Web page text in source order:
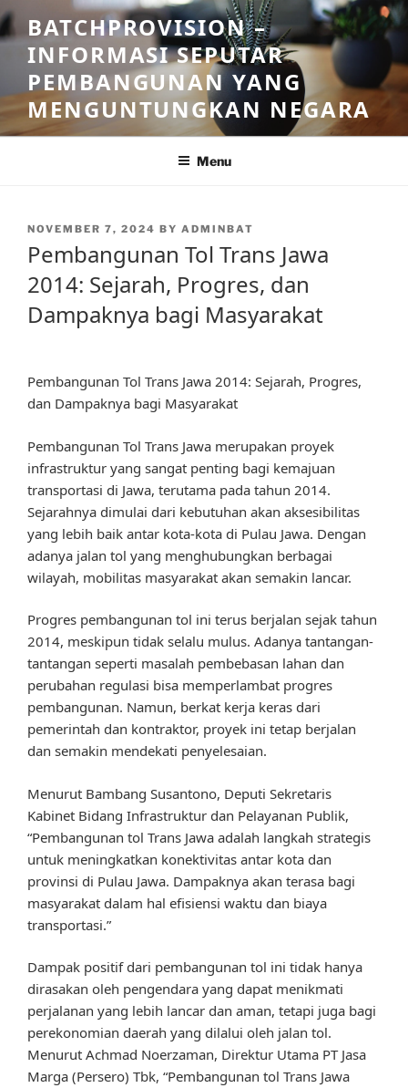
Skip
to
content
BATCHPROVISION –
INFORMASI SEPUTAR
PEMBANGUNAN YANG
MENGUNTUNGKAN NEGARA
Menu
POSTED
NOVEMBER 7, 2024 BY ADMINBAT
Pembangunan Tol Trans Jawa
2014: Sejarah, Progres, dan
Dampaknya bagi Masyarakat
Pembangunan Tol Trans Jawa 2014: Sejarah, Progres,
dan Dampaknya bagi Masyarakat
Pembangunan Tol Trans Jawa merupakan proyek
infrastruktur yang sangat penting bagi kemajuan
transportasi di Jawa, terutama pada tahun 2014.
Sejarahnya dimulai dari kebutuhan akan aksesibilitas
yang lebih baik antar kota-kota di Pulau Jawa. Dengan
adanya jalan tol yang menghubungkan berbagai
wilayah, mobilitas masyarakat akan semakin lancar.
Progres pembangunan tol ini terus berjalan sejak tahun
2014, meskipun tidak selalu mulus. Adanya tantangan-
tantangan seperti masalah pembebasan lahan dan
perubahan regulasi bisa memperlambat progres
pembangunan. Namun, berkat kerja keras dari
pemerintah dan kontraktor, proyek ini tetap berjalan
dan semakin mendekati penyelesaian.
Menurut Bambang Susantono, Deputi Sekretaris
Kabinet Bidang Infrastruktur dan Pelayanan Publik,
“Pembangunan tol Trans Jawa adalah langkah strategis
untuk meningkatkan konektivitas antar kota dan
provinsi di Pulau Jawa. Dampaknya akan terasa bagi
masyarakat dalam hal efisiensi waktu dan biaya
transportasi.”
Dampak positif dari pembangunan tol ini tidak hanya
dirasakan oleh pengendara yang dapat menikmati
perjalanan yang lebih lancar dan aman, tetapi juga bagi
perekonomian daerah yang dilalui oleh jalan tol.
Menurut Achmad Noerzaman, Direktur Utama PT Jasa
Marga (Persero) Tbk, “Pembangunan tol Trans Jawa